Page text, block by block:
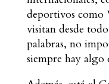
deportivos como
visitan desde
palabras, no
siempre hay algo